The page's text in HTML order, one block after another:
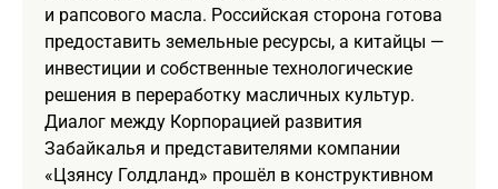
и рапсового масла. Российская сторона готова
предоставить земельные ресурсы, а китайцы —
инвестиции и собственные технологические
решения в переработку масличных культур.
Диалог между Корпорацией развития
Забайкалья и представителями компании
«Цзянсу Голдланд» прошёл в конструктивном